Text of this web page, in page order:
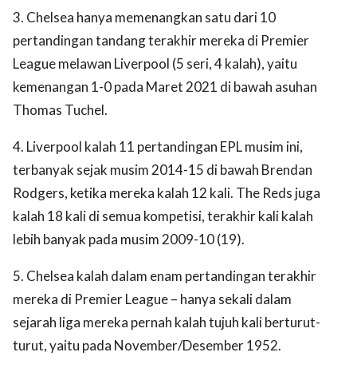
3. Chelsea hanya memenangkan satu dari 10
pertandingan tandang terakhir mereka di Premier
League melawan Liverpool (5 seri, 4 kalah), yaitu
kemenangan 1-0 pada Maret 2021 di bawah asuhan
Thomas Tuchel.
4. Liverpool kalah 11 pertandingan EPL musim ini,
terbanyak sejak musim 2014-15 di bawah Brendan
Rodgers, ketika mereka kalah 12 kali. The Reds juga
kalah 18 kali di semua kompetisi, terakhir kali kalah
lebih banyak pada musim 2009-10 (19).
5. Chelsea kalah dalam enam pertandingan terakhir
mereka di Premier League – hanya sekali dalam
sejarah liga mereka pernah kalah tujuh kali berturut-
turut, yaitu pada November/Desember 1952.